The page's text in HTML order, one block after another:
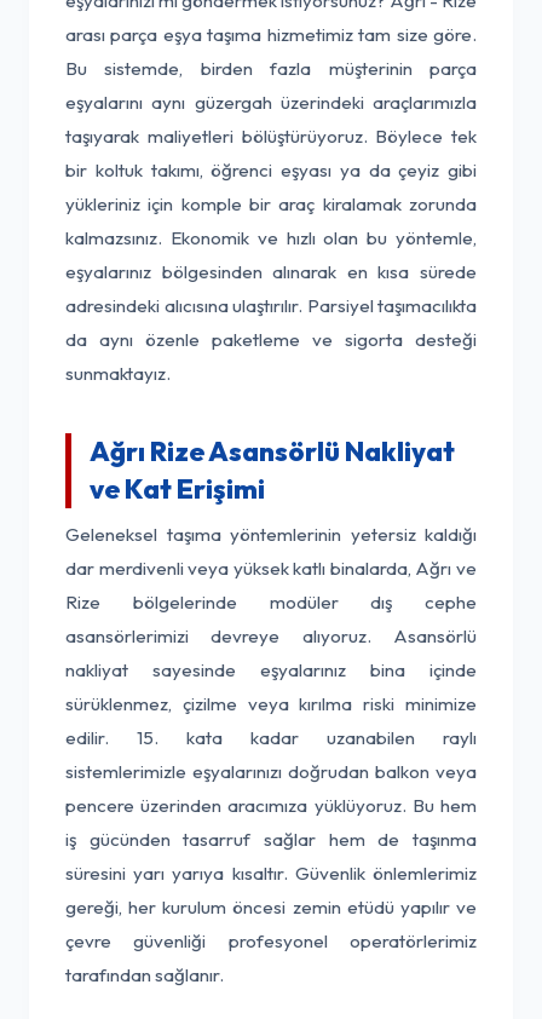
arası parça eşya taşıma hizmetimiz tam size göre.
Bu sistemde, birden fazla müşterinin parça
eşyalarını aynı güzergah üzerindeki araçlarımızla
taşıyarak maliyetleri bölüştürüyoruz. Böylece tek
bir koltuk takımı, öğrenci eşyası ya da çeyiz gibi
yükleriniz için komple bir araç kiralamak zorunda
kalmazsınız. Ekonomik ve hızlı olan bu yöntemle,
eşyalarınız bölgesinden alınarak en kısa sürede
adresindeki alıcısına ulaştırılır. Parsiyel taşımacılıkta
da aynı özenle paketleme ve sigorta desteği
sunmaktayız.
Ağrı Rize Asansörlü Nakliyat
ve Kat Erişimi
Geleneksel taşıma yöntemlerinin yetersiz kaldığı
dar merdivenli veya yüksek katlı binalarda, Ağrı ve
Rize bölgelerinde modüler dış cephe
asansörlerimizi devreye alıyoruz. Asansörlü
nakliyat sayesinde eşyalarınız bina içinde
sürüklenmez, çizilme veya kırılma riski minimize
edilir. 15. kata kadar uzanabilen raylı
sistemlerimizle eşyalarınızı doğrudan balkon veya
pencere üzerinden aracımıza yüklüyoruz. Bu hem
iş gücünden tasarruf sağlar hem de taşınma
süresini yarı yarıya kısaltır. Güvenlik önlemlerimiz
gereği, her kurulum öncesi zemin etüdü yapılır ve
çevre güvenliği profesyonel operatörlerimiz
tarafından sağlanır.